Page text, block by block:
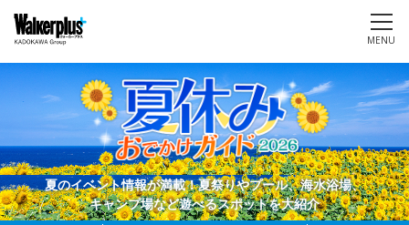
MENU
夏のイベント情報が満載！夏祭りやプール、海水浴場、
キャンプ場など遊べるスポットを大紹介